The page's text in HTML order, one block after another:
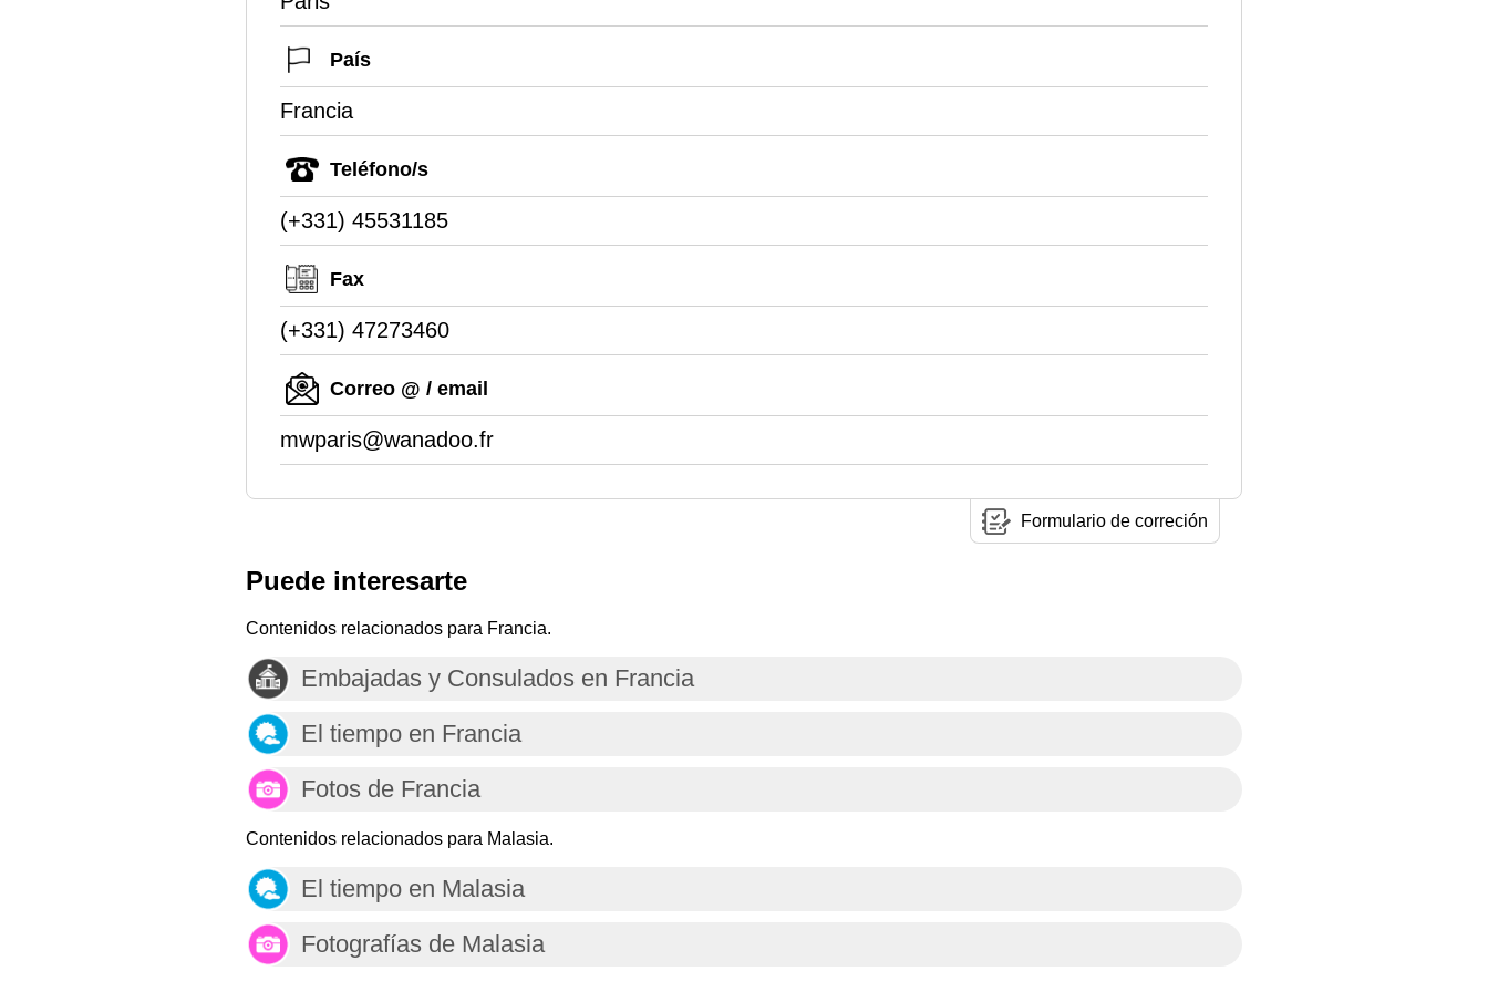
País
Francia
Teléfono/s
(+331) 45531185
Fax
(+331) 47273460
Correo @ / email
mwparis@wanadoo.fr
Formulario de correción
Puede interesarte
Contenidos relacionados para Francia.
Embajadas y Consulados en Francia
El tiempo en Francia
Fotos de Francia
Contenidos relacionados para Malasia.
El tiempo en Malasia
Fotografías de Malasia